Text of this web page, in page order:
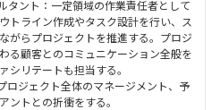
タント：一定領域の作業責任者として
トライン作成やタスク設計を行い、ス
がらプロジェクトを推進する。プロジ
る顧客とのコミュニケーション全般を
シリテートも担当する。
ロジェクト全体のマネージメント、予
ントとの折衝をする。